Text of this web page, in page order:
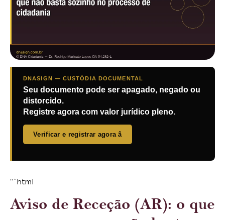
DNASIGN — CUSTÓDIA DOCUMENTAL
Seu documento pode ser apagado, negado ou
distorcido.
Registre agora com valor jurídico pleno.
Verificar e registrar agora â
“`html
Aviso de Receção (AR): o que